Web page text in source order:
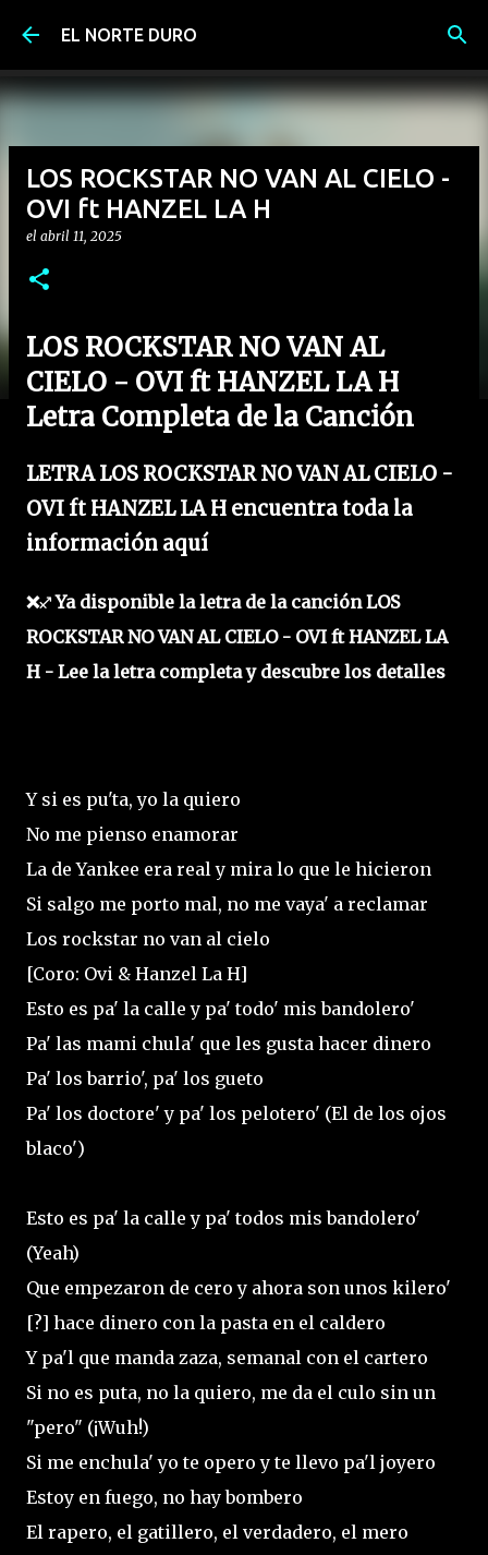
Ir al contenido principal
EL NORTE DURO
LOS ROCKSTAR NO VAN AL CIELO -
OVI ft HANZEL LA H
el abril 11, 2025
LOS ROCKSTAR NO VAN AL
CIELO - OVI ft HANZEL LA H
Letra Completa de la Canción
LETRA LOS ROCKSTAR NO VAN AL CIELO -
OVI ft HANZEL LA H encuentra toda la
información aquí
❌♐ Ya disponible la letra de la canción LOS
ROCKSTAR NO VAN AL CIELO - OVI ft HANZEL LA
H - Lee la letra completa y descubre los detalles
Y si es pu'ta, yo la quiero
No me pienso enamorar
La de Yankee era real y mira lo que le hicieron
Si salgo me porto mal, no me vaya' a reclamar
Los rockstar no van al cielo
[Coro: Ovi & Hanzel La H]
Esto es pa' la calle y pa' todo' mis bandolero'
Pa' las mami chula' que les gusta hacer dinero
Pa' los barrio', pa' los gueto
Pa' los doctore' y pa' los pelotero' (El de los ojos
blaco')
Esto es pa' la calle y pa' todos mis bandolero'
(Yeah)
Que empezaron de cero y ahora son unos kilero'
[?] hace dinеro con la pasta en el caldero
Y pa'l quе manda zaza, semanal con el cartero
Si no es puta, no la quiero, me da el culo sin un
"pero" (¡Wuh!)
Si me enchula' yo te opero y te llevo pa'l joyero
Estoy en fuego, no hay bombero
El rapero, el gatillero, el verdadero, el mero